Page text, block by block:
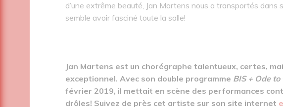
d’une extrême beauté, Jan Martens nous a transportés dans
semble avoir fasciné toute la salle!
Jan Martens est un chorégraphe talentueux, certes,
exceptionnel. Avec son double programme BIS + Ode
février 2019, il mettait en scène des performances
drôles! Suivez de près cet artiste sur son site internet